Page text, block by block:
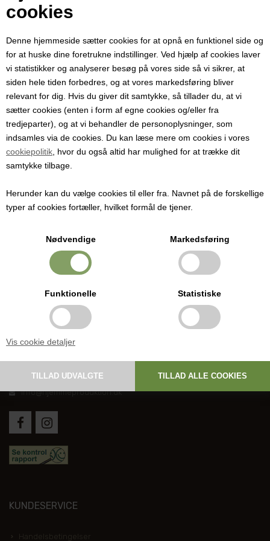
cookies
Denne hjemmeside sætter cookies for at opnå en funktionel side og
for at huske dine foretrukne indstillinger. Ved hjælp af cookies laver
vi statistikker og analyserer besøg på vores side så vi sikrer, at
siden hele tiden forbedres, og at vores markedsføring bliver
relevant for dig. Hvis du giver dit samtykke, så tillader du, at vi
sætter cookies (enten i form af egne cookies og/eller fra
tredjeparter), og at vi behandler de personoplysninger, som
indsamles via de cookies. Du kan læse mere om cookies i vores
cookiepolitik , hvor du også altid har mulighed for at trække dit
samtykke tilbage.
Herunder kan du vælge cookies til eller fra. Navnet på de forskellige
typer af cookies fortæller, hvilket formål de tjener.
Nødvendige Markedsføring
Funktionelle Statistiske
Vis cookie detaljer
Modtager e-mail
Besked
DANSK HJEMMEPRODUKTION
+45 6267 1447
info@hjemmeproduktion.dk
KUNDESERVICE
Handelsbetingelser